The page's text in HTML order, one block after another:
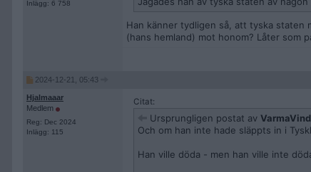
Inlägg: 6 758
Han känner tydligen så, att tyska staten
(hans hemland) mot honom? Låter som
2024-12-21, 05:43
Hjalmaaar
Medlem
Reg: Dec 2024
Inlägg: 115
Citat:
Ursprungligen postat av
Och om han inte hade släppts in i
Han ville döda - men han ville inte